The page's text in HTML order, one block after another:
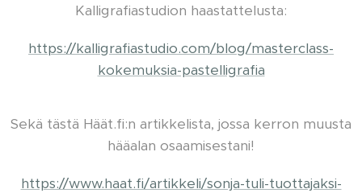
Kalligrafiastudion haastattelusta:
https://kalligrafiastudio.com/blog/masterclass-
kokemuksia-pastelligrafia
Sekä tästä Häät.fi:n artikkelista, jossa kerron muusta
hääalan osaamisestani!
https://www.haat.fi/artikkeli/sonja-tuli-tuottajaksi-